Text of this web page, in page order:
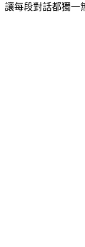
讓每段對話都獨一